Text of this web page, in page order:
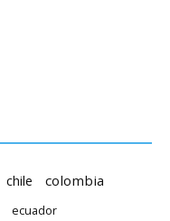
chile colombia
ecuador